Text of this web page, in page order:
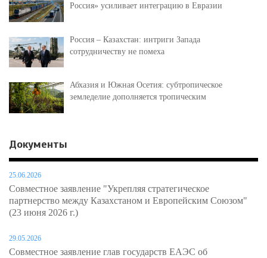
Россия» усиливает интеграцию в Евразии
Россия – Казахстан: интриги Запада
сотрудничеству не помеха
Абхазия и Южная Осетия: субтропическое
земледелие дополняется тропическим
Документы
25.06.2026
Совместное заявление "Укрепляя стратегическое
партнерство между Казахстаном и Европейским Союзом"
(23 июня 2026 г.)
29.05.2026
Совместное заявление глав государств ЕАЭС об